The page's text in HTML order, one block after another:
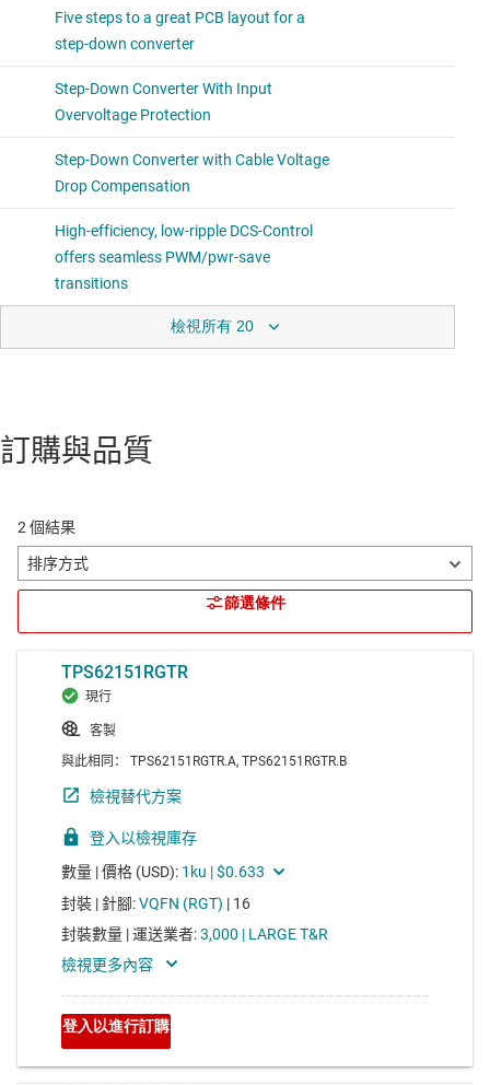
檢視所有 20
訂購與品質